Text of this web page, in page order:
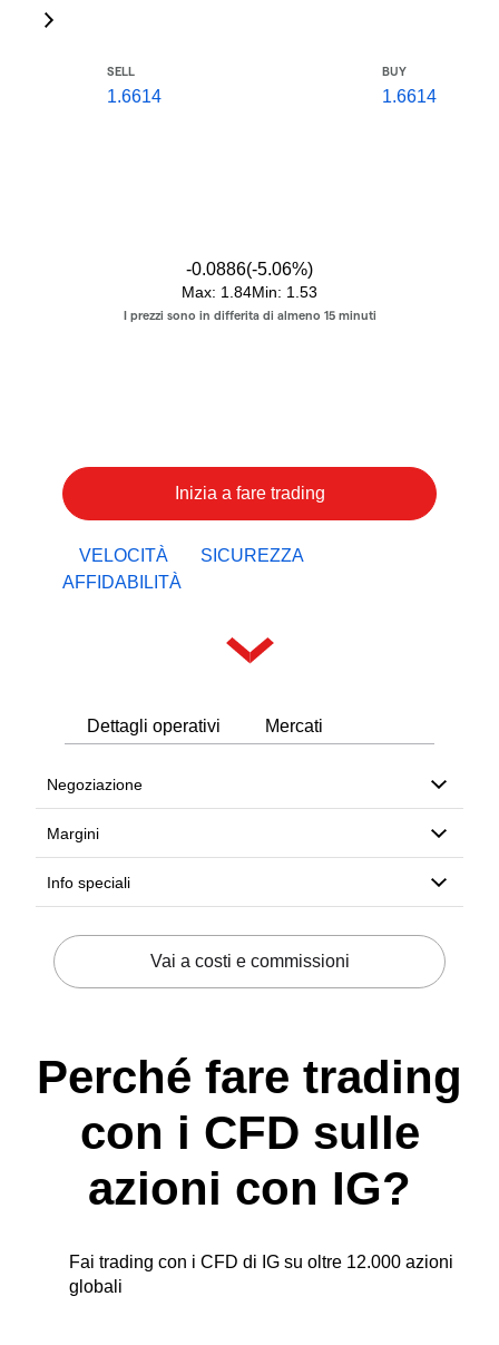
SELL
1.6614
BUY
1.6614
-0.0886(-5.06%)
Max: 1.84Min: 1.53
I prezzi sono in differita di almeno 15 minuti
VELOCITÀ
SICUREZZA
AFFIDABILITÀ
Dettagli operativi Mercati
Perché fare trading
con i CFD sulle
azioni con IG?
Fai trading con i CFD di IG su oltre 12.000 azioni
globali